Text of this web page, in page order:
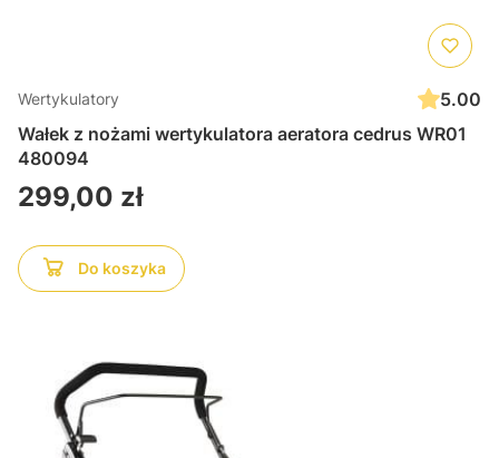
Wertykulatory
5.00
Wałek z nożami wertykulatora aeratora cedrus WR01
480094
Cena
299,00 zł
Do koszyka